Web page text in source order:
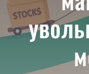
АКТУАЛЬНЫЕ